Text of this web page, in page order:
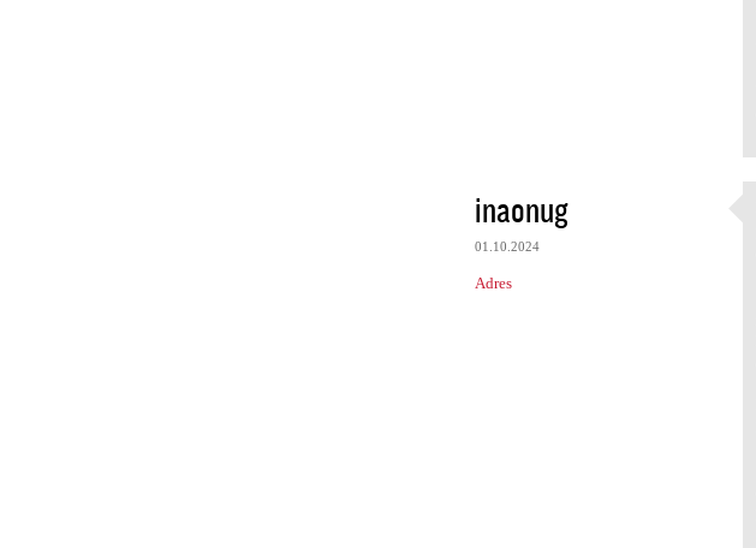
inaonug
01.10.2024
Adres